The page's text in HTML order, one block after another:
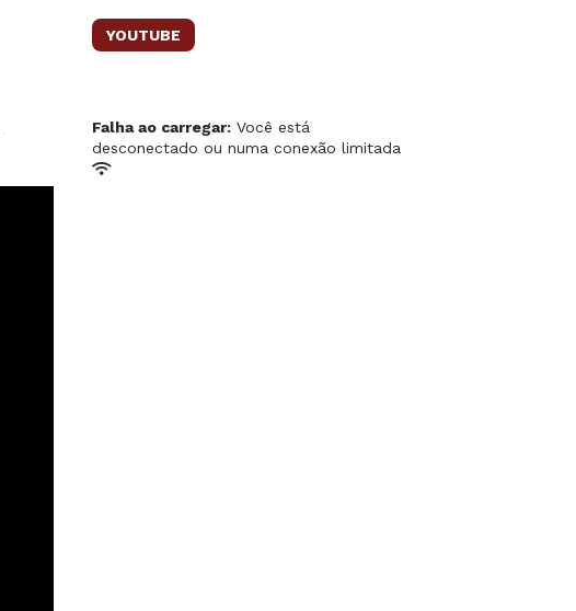
YOUTUBE
Falha ao carregar: Você está
desconectado ou numa conexão limitada